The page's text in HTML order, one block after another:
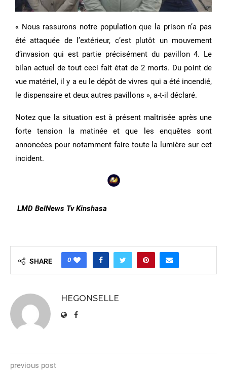
« Nous rassurons notre population que la prison n’a pas
été attaquée de l’extérieur, c’est plutôt un mouvement
d’invasion qui est partie précisément du pavillon 4. Le
bilan actuel de tout ceci fait état de 2 morts. Du point de
vue matériel, il y a eu le dépôt de vivres qui a été incendié,
le dispensaire et deux autres pavillons », a-t-il déclaré.
Notez que la situation est à présent maîtrisée après une
forte tension la matinée et que les enquêtes sont
annoncées pour notamment faire toute la lumière sur cet
incident.
LMD BelNews Tv Kinshasa
SHARE 0
HEGONSELLE
previous post